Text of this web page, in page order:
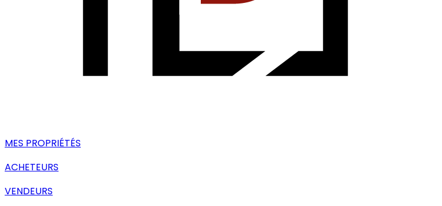
MES PROPRIÉTÉS
ACHETEURS
VENDEURS